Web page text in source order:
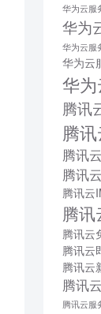
华为云服
华为
华为云服
华为云
华
腾讯
腾
腾讯
腾讯
腾讯云
腾
腾讯云
腾讯云
腾讯云
腾讯
腾讯云服